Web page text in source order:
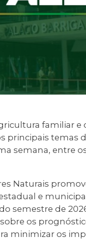
familiar e
principais temas
semana, entre
Naturais
e
semestre de
os
minimizar os